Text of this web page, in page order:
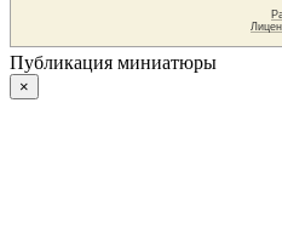
Публикация миниатюры
×